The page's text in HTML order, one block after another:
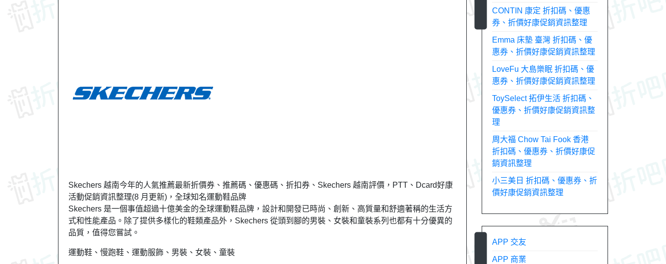
Skechers 越南今年的人氣推薦最新折價券、推薦碼、優惠碼、折扣券、Skechers 越南評價，PTT、Dcard好康
活動促銷資訊整理(8 月更新)，全球知名運動鞋品牌
Skechers 是一個事值超過十億美金的全球運動鞋品牌，設計和開發已時尚、創新、高質量和舒適著稱的生活方
式和性能產品。除了提供多樣化的鞋類產品外，Skechers 從頭到腳的男裝、女裝和童裝系列也都有十分優異的
品質，值得您嘗試。
運動鞋、慢跑鞋、運動服飾、男裝、女裝、童裝
CONTIN 康定 折扣碼、優惠
券、折價好康促銷資訊整理
Emma 床墊 臺灣 折扣碼、優
惠券、折價好康促銷資訊整理
LoveFu 大島樂眠 折扣碼、優
惠券、折價好康促銷資訊整理
ToySelect 拓伊生活 折扣碼、
優惠券、折價好康促銷資訊整
理
周大福 Chow Tai Fook 香港
折扣碼、優惠券、折價好康促
銷資訊整理
小三美日 折扣碼、優惠券、折
價好康促銷資訊整理
APP 交友
APP 商業